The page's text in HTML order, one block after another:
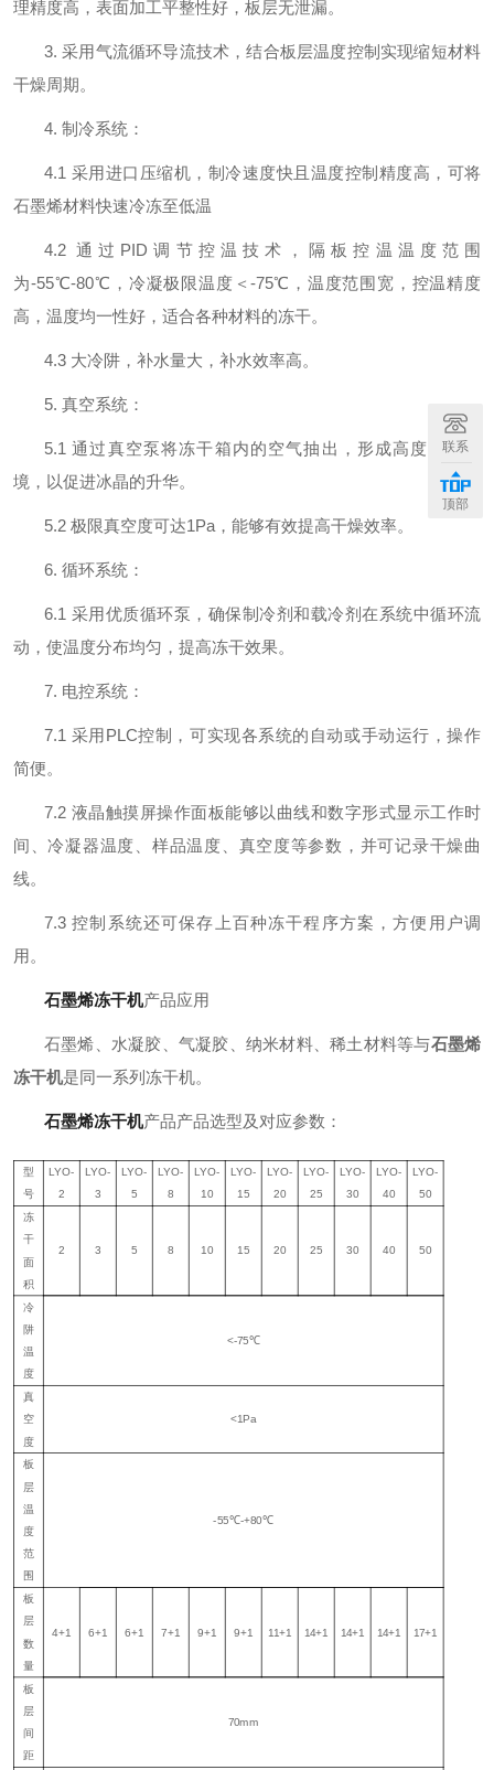
理精度高，表面加工平整性好，板层无泄漏。
3. 采用气流循环导流技术，结合板层温度控制实现缩短材料
干燥周期。
4. 制冷系统：
4.1 采用进口压缩机，制冷速度快且温度控制精度高，可将
石墨烯材料快速冷冻至低温
4.2 通过 PID 调节控温技术， 隔板控温温度范围
为-55℃-80℃，冷凝极限温度＜-75℃， 温度范围宽，控温精度
高，温度均一性好， 适合各种材料的冻干。
4.3 大冷阱，补水量大，补水效率高。
5. 真空系统：
5.1 通过真空泵将冻干箱内的空气抽出，形成高度真空环
境，以促进冰晶的升华。
5.2 极限真空度可达1Pa，能够有效提高干燥效率。
6. 循环系统：
6.1 采用优质循环泵，确保制冷剂和载冷剂在系统中循环流
动，使温度分布均匀，提高冻干效果。
7. 电控系统：
7.1 采用PLC控制，可实现各系统的自动或手动运行，操作
简便。
7.2 液晶触摸屏操作面板能够以曲线和数字形式显示工作时
间、冷凝器温度、样品温度、真空度等参数，并可记录干燥曲
线。
7.3 控制系统还可保存上百种冻干程序方案，方便用户调
用。
石墨烯冻干机产品应用
石墨烯、水凝胶、气凝胶、纳米材料、稀土材料等与石墨烯
冻干机是同一系列冻干机。
石墨烯冻干机产品产品选型及对应参数：
型
号
LYO-
2
LYO-
3
LYO-
5
LYO-
8
LYO-
10
LYO-
15
LYO-
20
LYO-
25
LYO-
30
LYO-
40
LYO-
50
冻
干
面
积
2 3 5 8 10 15 20 25 30 40 50
冷
阱
温
度
<-75℃
真
空
度
<1Pa
板
层
温
度
范
围
-55℃-+80℃
板
层
数
量
4+1 6+1 6+1 7+1 9+1 9+1 11+1 14+1 14+1 14+1 17+1
板
层
间
距
70mm
联系
顶部